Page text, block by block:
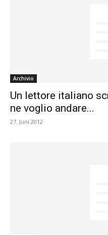
Archivio
Un lettore italiano
ne voglio andare...
27. Juni 2012